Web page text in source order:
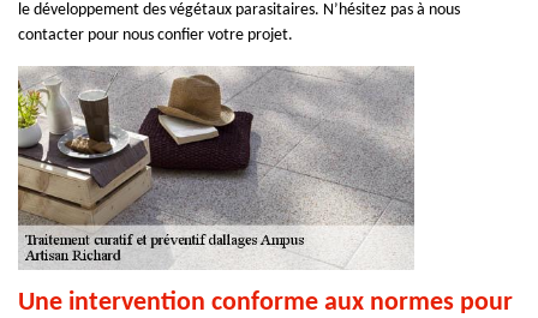
le développement des végétaux parasitaires. N’hésitez pas à nous
contacter pour nous confier votre projet.
Une intervention conforme aux normes pour